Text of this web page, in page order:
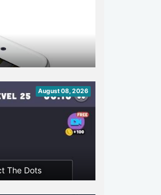
August 08, 2026
The Dots